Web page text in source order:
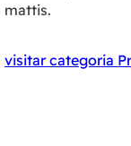
mattis.
visitar categoria